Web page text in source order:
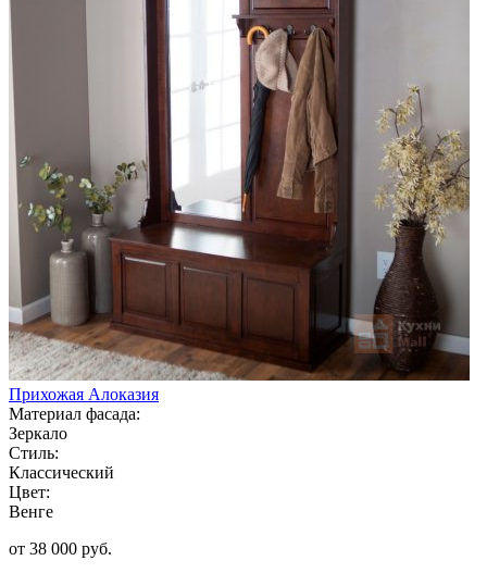
Прихожая Алоказия
Материал фасада:
Зеркало
Стиль:
Классический
Цвет:
Венге
от 38 000 руб.